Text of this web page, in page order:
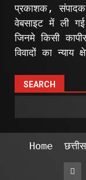
प्रकाशक, संपादक
वेबसाइट में ली
जिनमे किसी
विवादों का न्याय
SEARCH
Home